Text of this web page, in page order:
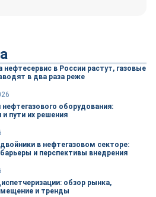
нефтесервис в России растут, газовые
в два раза реже
оборудования:
пути их решения
в нефтегазовом секторе:
и перспективы внедрения
обзор рынка,
и тренды